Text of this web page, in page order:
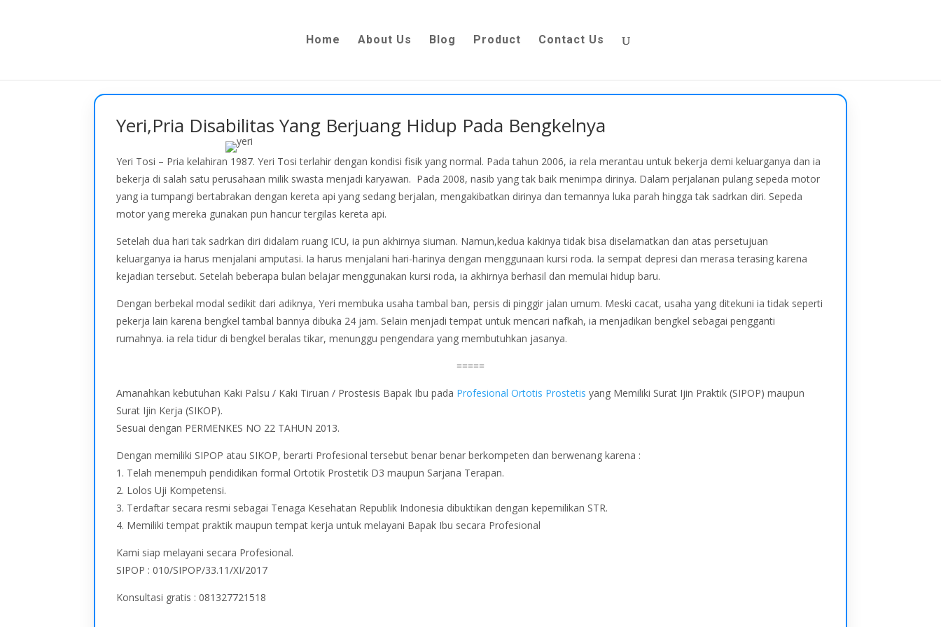
Home About Us Blog Product Contact Us
Yeri,Pria Disabilitas Yang Berjuang Hidup Pada Bengkelnya
Yeri Tosi – Pria kelahiran 1987. Yeri Tosi terlahir dengan kondisi fisik yang normal. Pada tahun 2006, ia rela merantau untuk bekerja demi keluarganya dan ia
bekerja di salah satu perusahaan milik swasta menjadi karyawan. Pada 2008, nasib yang tak baik menimpa dirinya. Dalam perjalanan pulang sepeda motor
yang ia tumpangi bertabrakan dengan kereta api yang sedang berjalan, mengakibatkan dirinya dan temannya luka parah hingga tak sadrkan diri. Sepeda
motor yang mereka gunakan pun hancur tergilas kereta api.
Setelah dua hari tak sadrkan diri didalam ruang ICU, ia pun akhirnya siuman. Namun,kedua kakinya tidak bisa diselamatkan dan atas persetujuan
keluarganya ia harus menjalani amputasi. Ia harus menjalani hari-harinya dengan menggunaan kursi roda. Ia sempat depresi dan merasa terasing karena
kejadian tersebut. Setelah beberapa bulan belajar menggunakan kursi roda, ia akhirnya berhasil dan memulai hidup baru.
Dengan berbekal modal sedikit dari adiknya, Yeri membuka usaha tambal ban, persis di pinggir jalan umum. Meski cacat, usaha yang ditekuni ia tidak seperti
pekerja lain karena bengkel tambal bannya dibuka 24 jam. Selain menjadi tempat untuk mencari nafkah, ia menjadikan bengkel sebagai pengganti
rumahnya. ia rela tidur di bengkel beralas tikar, menunggu pengendara yang membutuhkan jasanya.
=====
Amanahkan kebutuhan Kaki Palsu / Kaki Tiruan / Prostesis Bapak Ibu pada Profesional Ortotis Prostetis yang Memiliki Surat Ijin Praktik (SIPOP) maupun
Surat Ijin Kerja (SIKOP).
Sesuai dengan PERMENKES NO 22 TAHUN 2013.
Dengan memiliki SIPOP atau SIKOP, berarti Profesional tersebut benar benar berkompeten dan berwenang karena :
1. Telah menempuh pendidikan formal Ortotik Prostetik D3 maupun Sarjana Terapan.
2. Lolos Uji Kompetensi.
3. Terdaftar secara resmi sebagai Tenaga Kesehatan Republik Indonesia dibuktikan dengan kepemilikan STR.
4. Memiliki tempat praktik maupun tempat kerja untuk melayani Bapak Ibu secara Profesional
Kami siap melayani secara Profesional.
SIPOP : 010/SIPOP/33.11/XI/2017
Konsultasi gratis : 081327721518